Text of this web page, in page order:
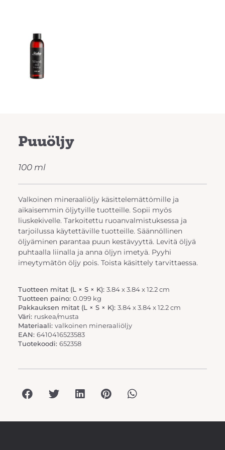
Puuöljy
100 ml
Valkoinen mineraaliöljy käsittelemättömille ja
aikaisemmin öljytyille tuotteille. Sopii myös
liuskekivelle. Tarkoitettu ruoanvalmistuksessa ja
tarjoilussa käytettäville tuotteille. Säännöllinen
öljyäminen parantaa puun kestävyyttä. Levitä öljyä
puhtaalla liinalla ja anna öljyn imetyä. Pyyhi
imeytymätön öljy pois. Toista käsittely tarvittaessa.
Tuotteen mitat (L × S × K): 3.84 x 3.84 x 12.2 cm
Tuotteen paino: 0.099 kg
Pakkauksen mitat (L × S × K): 3.84 x 3.84 x 12.2 cm
Väri: ruskea/musta
Materiaali: valkoinen mineraaliöljy
EAN: 6410416523583
Tuotekoodi: 652358